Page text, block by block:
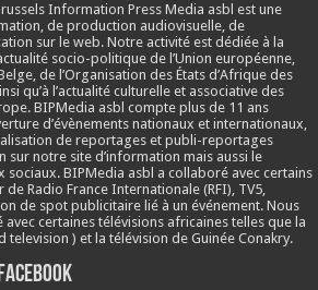
Information Press Media asbl est une
de production audiovisuelle, de
sur le web. Notre activité est dédiée à la
socio-politique de l’Union européenne,
de l’Organisation des États d’Afrique des
qu’à l’actualité culturelle et associative des
BIPMedia asbl compte plus de 11 ans
d’évènements nationaux et internationaux,
de reportages et publi-reportages
sur notre site d’information mais aussi le
sociaux. BIPMedia asbl a collaboré avec certains
de Radio France Internationale (RFI), TV5,
de spot publicitaire lié à un événement. Nous
certaines télévisions africaines telles que la
television ) et la télévision de Guinée Conakry.